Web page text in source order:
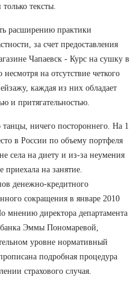
тексты.
расширению практики
за счет предоставления
Чапаевск - Курс на сушку в
на отсутствие четкого
каждая из них обладает
и притягательностью.
танцы, ничего постороннего. На 1
в России по объему портфеля
села на диету и из-за неумения
приехала на занятие.
денежно-кредитного
сокращения в январе 2010
мнению директора департамента
Эммы Пономаревой,
уровне нормативный
подробная процедура
страхового случая.